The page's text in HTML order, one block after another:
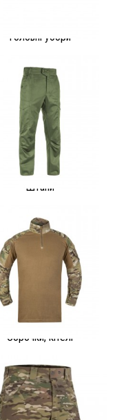
Головні убори
Штани
Сорочки, кітелі